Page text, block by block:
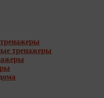
тренажеры